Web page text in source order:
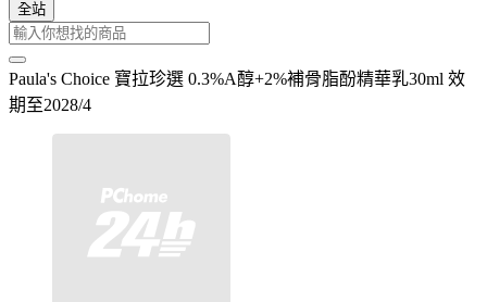
全站
Paula's Choice 寶拉珍選 0.3%A醇+2%補骨脂酚精華乳30ml 效
期至2028/4